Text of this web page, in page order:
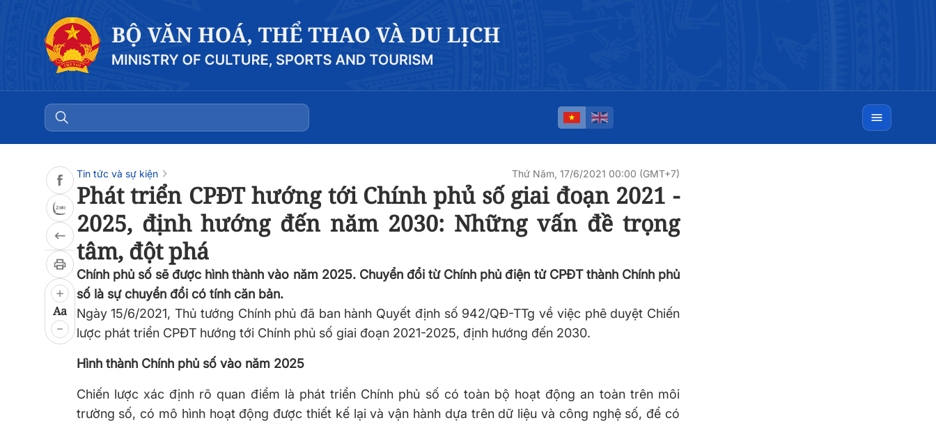
Aa
Tin tức và sự kiện Thứ Năm, 17/6/2021 00:00 (GMT+7)
Phát triển CPĐT hướng tới Chính phủ số giai đoạn 2021 -
2025, định hướng đến năm 2030: Những vấn đề trọng
tâm, đột phá
Chính phủ số sẽ được hình thành vào năm 2025. Chuyển đổi từ Chính phủ điện tử CPĐT thành Chính phủ
số là sự chuyển đổi có tính căn bản.
Ngày 15/6/2021, Thủ tướng Chính phủ đã ban hành Quyết định số 942/QĐ-TTg về việc phê duyệt Chiến
lược phát triển CPĐT hướng tới Chính phủ số giai đoạn 2021-2025, định hướng đến 2030.
Hình thành Chính phủ số vào năm 2025
Chiến lược xác định rõ quan điểm là phát triển Chính phủ số có toàn bộ hoạt động an toàn trên môi
trường số, có mô hình hoạt động được thiết kế lại và vận hành dựa trên dữ liệu và công nghệ số, để có
0:00 0:00